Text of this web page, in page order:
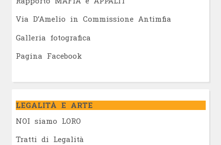
Via D’Amelio in Commissione Antimfia
Galleria fotografica
Pagina Facebook
LEGALITÀ E ARTE
NOI siamo LORO
Tratti di Legalità